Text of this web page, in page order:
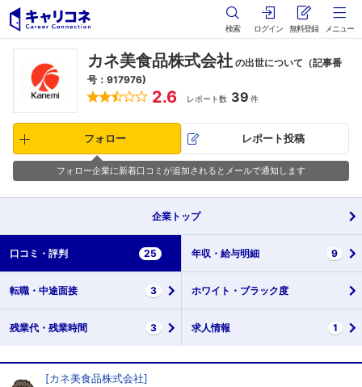
検索 ログイン 無料登録 メニュー
カネ美食品株式会社 の出世について（記事番
号：917976)
2.6 レポート数 39 件
フォロー レポート投稿
フォロー企業に新着口コミが追加されるとメールで通知します
企業 トップ
口コミ・ 評判 25 年収・ 給与明細 9
転職・ 中途面接 3 ホワイト・ ブラック度
残業代・ 残業時間 3 求人情報 1
[カネ美食品株式会社]